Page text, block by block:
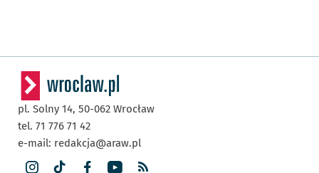
pl. Solny 14, 50-062 Wrocław
tel. 71 776 71 42
e-mail: redakcja@araw.pl